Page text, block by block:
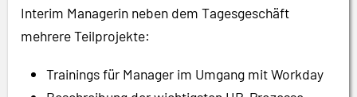
Interim Managerin neben dem Tagesgeschäft
mehrere Teilprojekte:
Trainings für Manager im Umgang mit Workday